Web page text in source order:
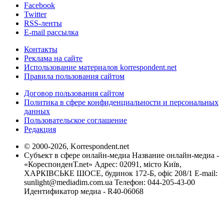
Facebook
Twitter
RSS-ленты
E-mail рассылка
Контакты
Реклама на сайте
Использование материалов korrespondent.net
Правила пользования сайтом
Договор пользования сайтом
Политика в сфере конфиденциальности и персональных
данных
Пользовательское соглашение
Редакция
© 2000-2026, Korrespondent.net
Субъект в сфере онлайн-медиа Название онлайн-медиа -
«КореспонденТ.net» Адрес: 02091, місто Київ,
ХАРКІВСЬКЕ ШОСЕ, будинок 172-Б, офіс 208/1 E-mail:
sunlight@mediadim.com.ua Телефон: 044-205-43-00
Идентификатор медиа - R40-06068